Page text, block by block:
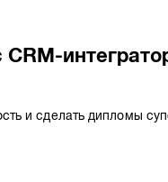
и сделать дипломы